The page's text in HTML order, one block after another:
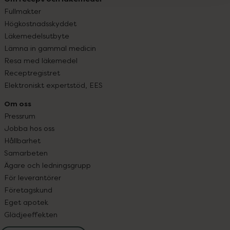
Fullmakter
Högkostnadsskyddet
Läkemedelsutbyte
Lämna in gammal medicin
Resa med läkemedel
Receptregistret
Elektroniskt expertstöd, EES
Om oss
Pressrum
Jobba hos oss
Hållbarhet
Samarbeten
Ägare och ledningsgrupp
För leverantörer
Företagskund
Eget apotek
Glädjeeffekten